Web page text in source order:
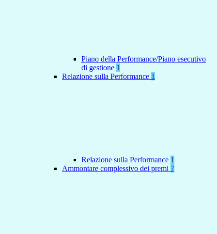
Piano della Performance/Piano esecutivo
di gestione 1
Relazione sulla Performance 1
Relazione sulla Performance 1
Ammontare complessivo dei premi 7